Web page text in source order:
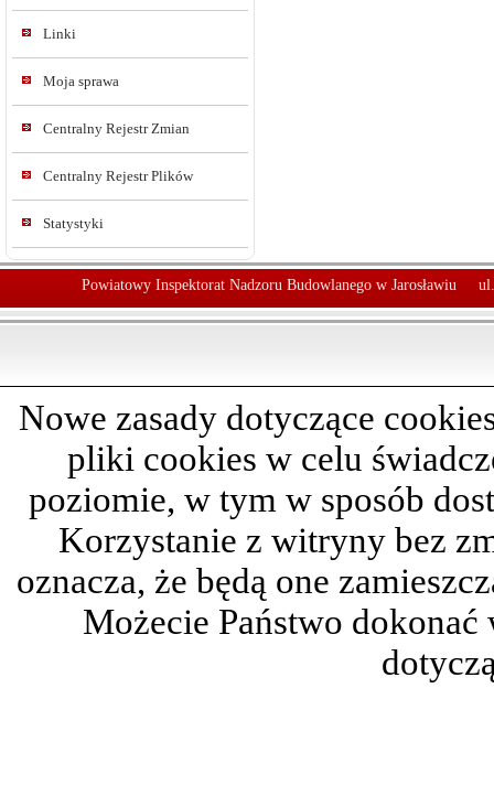
Linki
Moja sprawa
Centralny Rejestr Zmian
Centralny Rejestr Plików
Statystyki
Powiatowy Inspektorat Nadzoru Budowlanego w Jarosławiu
Nowe zasady dotyczące
pliki cookies w celu
poziomie, w tym w sposób
Korzystanie z witryny bez
oznacza, że będą one
Możecie Państwo